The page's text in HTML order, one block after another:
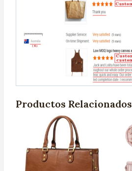
Productos Relacionados